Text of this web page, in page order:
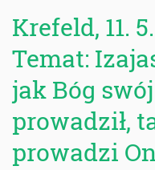
Krefeld, 11.
Temat:
jak Bóg
prowadził,
prowadzi